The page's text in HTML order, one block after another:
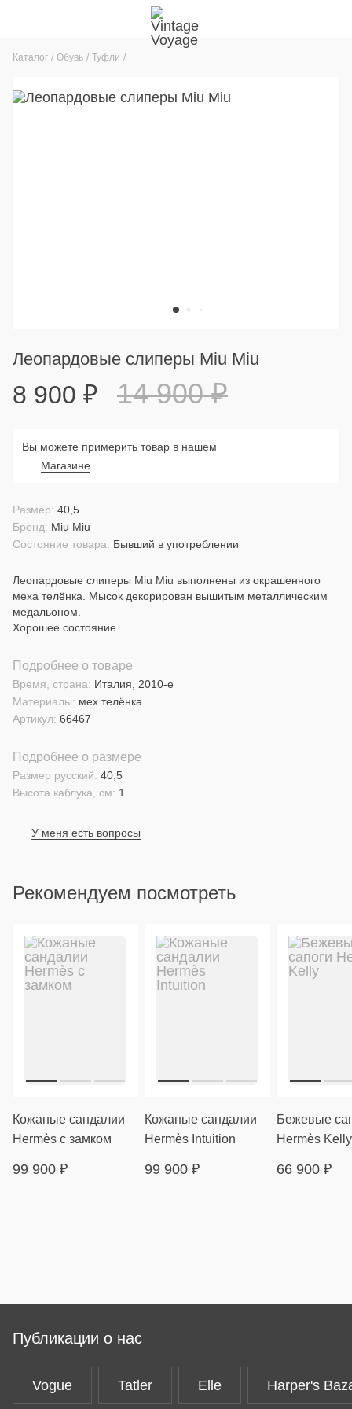
Каталог Обувь Туфли
Леопардовые слиперы Miu Miu
8 900 ₽ 14 900₽
Вы можете примерить товар в нашем
Магазине
Состояние товара: Бывший в употреблении
Бренд: Miu Miu
Размер: 40,5
Леопардовые слиперы Miu Miu выполнены из окрашенного
меха телёнка. Мысок декорирован вышитым металлическим
медальоном.
Хорошее состояние.
Подробнее о товаре
Материалы: мех телёнка
Время, страна: Италия, 2010-е
Артикул: 66467
Подробнее о размере
Высота каблука, см: 1
Размер русский: 40,5
У меня есть вопросы
Рекомендуем посмотреть
Кожаные сандалии
Hermès с замком
99 900 ₽
Кожаные сандалии
Hermès Intuition
99 900 ₽
Бежевые
Hermès Kelly
66 900 ₽
Публикации о нас
Vogue Tatler Elle Harper's